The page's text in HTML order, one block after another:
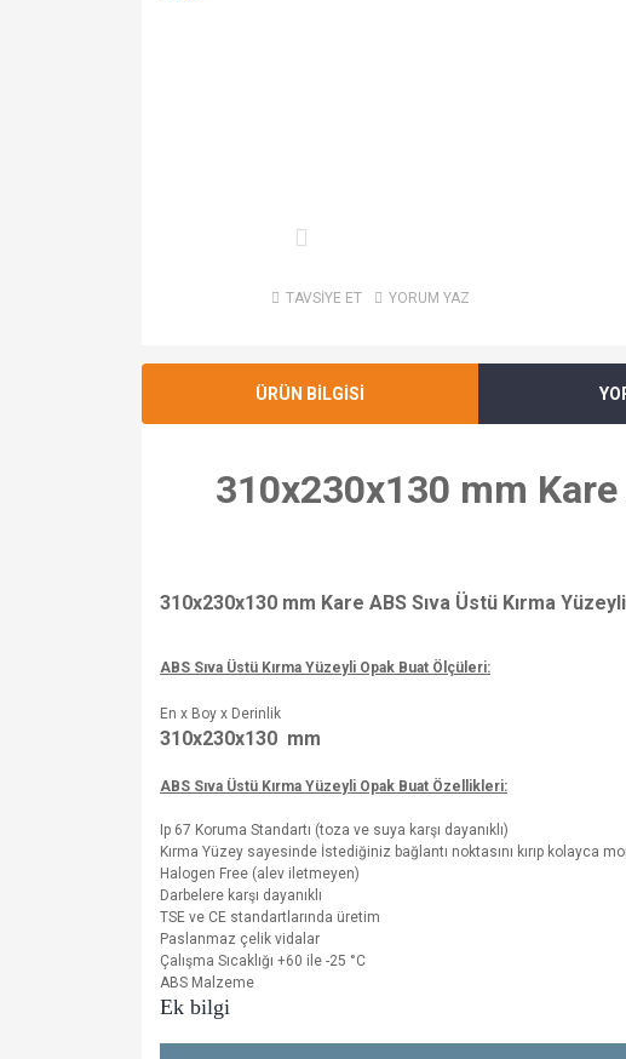
TAVSİYE ET YORUM YAZ
ÜRÜN BİLGİSİ
310x230x130 mm Kare
310x230x130 mm Kare ABS Sıva Üstü Kırma
ABS Sıva Üstü Kırma Yüzeyli Opak Buat Ölçüleri:
En x Boy x Derinlik
310x230x130 mm
ABS Sıva Üstü Kırma Yüzeyli Opak Buat Özellikleri:
Ip 67 Koruma Standartı (toza ve suya karşı dayanıklı)
Kırma Yüzey sayesinde İstediğiniz bağlantı noktasını kırıp kolayca
Halogen Free (alev iletmeyen)
Darbelere karşı dayanıklı
TSE ve CE standartlarında üretim
Paslanmaz çelik vidalar
Çalışma Sıcaklığı +60 ile -25 °C
ABS Malzeme
Ek bilgi